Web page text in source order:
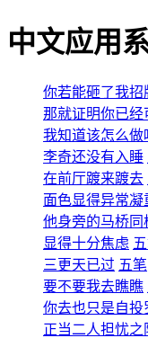
中文应用
你若能砸了我招
那就证明你已经
我知道该怎么做
李奇还没有入睡
在前厅踱来踱去
面色显得异常凝
他身旁的马桥同
显得十分焦虑
三更天已过 五笔
要不要我去瞧瞧
你去也只是自投
正当二人担忧之